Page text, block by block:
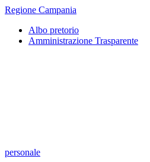
Regione Campania
Albo pretorio
Amministrazione Trasparente
personale